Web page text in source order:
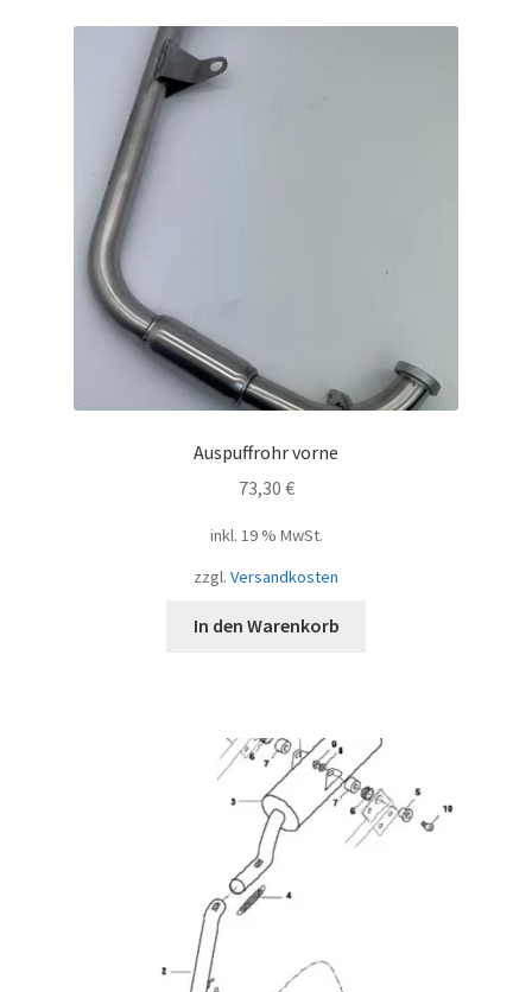
Auspuffrohr vorne
73,30 €
inkl. 19 % MwSt.
zzgl. Versandkosten
In den Warenkorb